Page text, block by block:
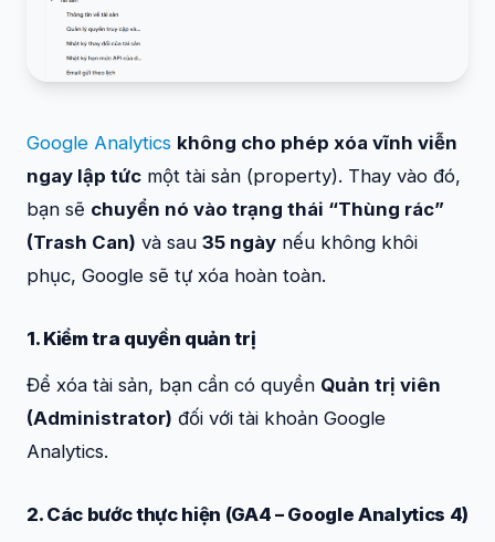
Google Analytics không cho phép xóa vĩnh viễn
ngay lập tức một tài sản (property). Thay vào đó,
bạn sẽ chuyển nó vào trạng thái “Thùng rác”
(Trash Can) và sau 35 ngày nếu không khôi
phục, Google sẽ tự xóa hoàn toàn.
1. Kiểm tra quyền quản trị
Để xóa tài sản, bạn cần có quyền Quản trị viên
(Administrator) đối với tài khoản Google
Analytics.
2. Các bước thực hiện (GA4 – Google Analytics 4)